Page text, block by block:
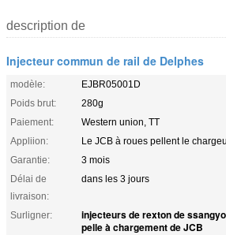
description de
Injecteur commun de rail de Delphes
modèle:
EJBR05001D
Poids brut:
280g
Paiement:
Western union, TT
Appliion:
Le JCB à roues pellent le
Garantie:
3 mois
Délai de
livraison:
dans les 3 jours
Surligner: injecteurs de rexton de
pelle à chargement de JCB